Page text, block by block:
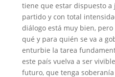
tiene que estar dispuesto
partido y con total
diálogo está muy bien,
qué y para quién se va a
enturbie la tarea
este país vuelva a ser
futuro, que tenga